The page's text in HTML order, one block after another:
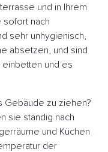
und in Ihrem
sofort nach
sehr unhygienisch,
absetzen, und sind
einbetten und es
Gebäude zu ziehen?
sie ständig nach
und Küchen
der